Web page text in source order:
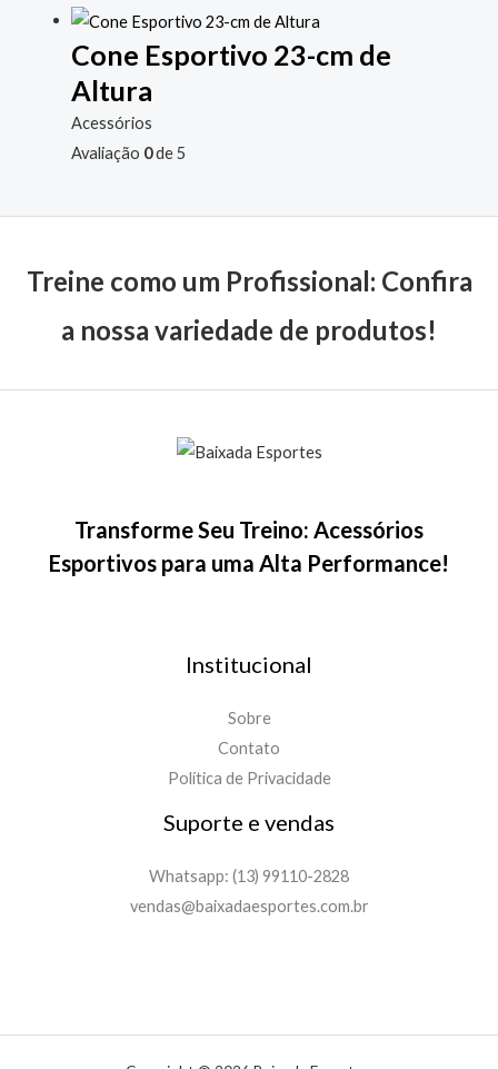
Cone Esportivo 23-cm de
Altura
Acessórios
Avaliação 0de 5
Treine como um Profissional: Confira
a nossa variedade de produtos!
Transforme Seu Treino: Acessórios
Esportivos para uma Alta Performance!
Institucional
Sobre
Contato
Política de Privacidade
Suporte e vendas
Whatsapp: (13) 99110-2828
vendas@baixadaesportes.com.br